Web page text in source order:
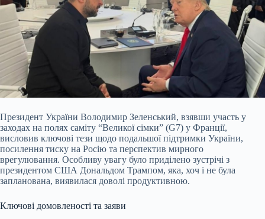
Президент України Володимир Зеленський, взявши участь у
заходах на полях саміту “Великої сімки” (G7) у Франції,
висловив ключові тези щодо подальшої підтримки України,
посилення тиску на Росію та перспектив мирного
врегулювання. Особливу увагу було приділено зустрічі з
президентом США Дональдом Трампом, яка, хоч і не була
запланована, виявилася доволі продуктивною.
Ключові домовленості та заяви